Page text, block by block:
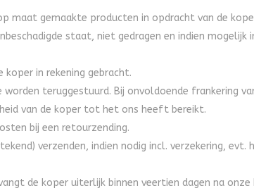
maat gemaakte producten in opdracht van de
staat, niet gedragen en indien
in rekening gebracht.
teruggestuurd. Bij onvoldoende frankering
van de koper tot het ons heeft bereikt.
bij een retourzending.
verzenden, indien nodig incl. verzekering,
de koper uiterlijk binnen veertien dagen na